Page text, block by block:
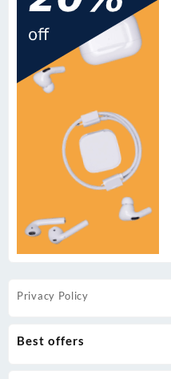
Privacy Policy
Best offers